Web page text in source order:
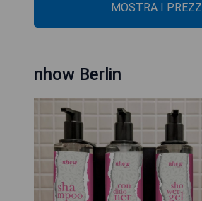
MOSTRA I PREZZI
nhow Berlin